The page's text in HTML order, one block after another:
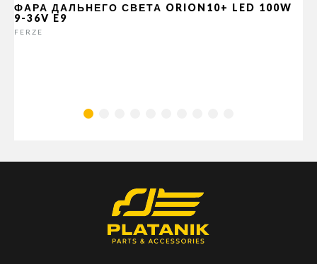
ФАРА ДАЛЬНЕГО СВЕТА ORION10+ LED 100W
9-36V E9
FERZE